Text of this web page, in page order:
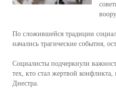
По сложившейся традиции
начались трагические события,
Социалисты подчеркнули
тех, кто стал жертвой
Днестра.